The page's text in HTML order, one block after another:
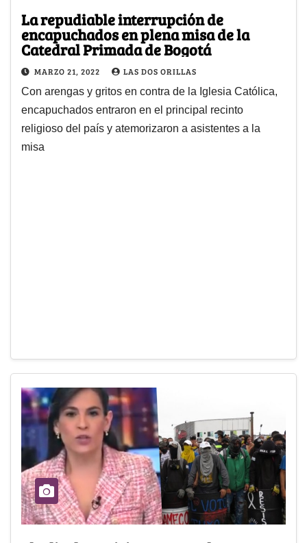
La repudiable interrupción de
encapuchados en plena misa de la
Catedral Primada de Bogotá
MARZO 21, 2022 LAS DOS ORILLAS
Con arengas y gritos en contra de la Iglesia Católica,
encapuchados entraron en el principal recinto
religioso del país y atemorizaron a asistentes a la
misa